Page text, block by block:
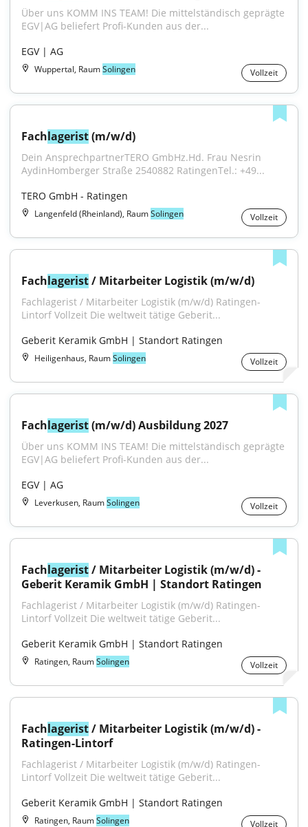
Über uns KOMM INS TEAM! Die mittelständisch geprägte
EGV|AG beliefert Profi-Kunden aus der...
EGV | AG
Wuppertal, RaumSolingen Vollzeit
Fachlagerist (m/w/d)
Dein AnsprechpartnerTERO GmbHz.Hd. Frau Nesrin
AydinHomberger Straße 2540882 RatingenTel.: +49...
TERO GmbH - Ratingen
Langenfeld (Rheinland), RaumSolingen Vollzeit
Fachlagerist / Mitarbeiter Logistik (m/w/d)
Fachlagerist / Mitarbeiter Logistik (m/w/d) Ratingen-
Lintorf Vollzeit Die weltweit tätige Geberit...
Geberit Keramik GmbH | Standort Ratingen
Heiligenhaus, RaumSolingen Vollzeit
Fachlagerist (m/w/d) Ausbildung 2027
Über uns KOMM INS TEAM! Die mittelständisch geprägte
EGV|AG beliefert Profi-Kunden aus der...
EGV | AG
Leverkusen, RaumSolingen Vollzeit
Fachlagerist / Mitarbeiter Logistik (m/w/d) -
Geberit Keramik GmbH | Standort Ratingen
Fachlagerist / Mitarbeiter Logistik (m/w/d) Ratingen-
Lintorf Vollzeit Die weltweit tätige Geberit...
Geberit Keramik GmbH | Standort Ratingen
Ratingen, RaumSolingen Vollzeit
Fachlagerist / Mitarbeiter Logistik (m/w/d) -
Ratingen-Lintorf
Fachlagerist / Mitarbeiter Logistik (m/w/d) Ratingen-
Lintorf Vollzeit Die weltweit tätige Geberit...
Geberit Keramik GmbH | Standort Ratingen
Ratingen, RaumSolingen Vollzeit